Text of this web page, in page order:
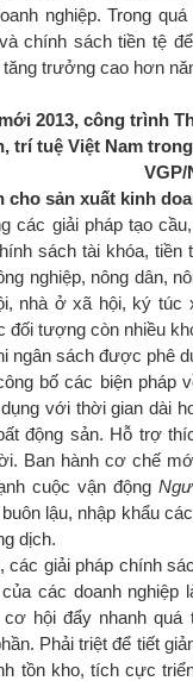
nghiệp. Trong
chính sách tiền tệ
trưởng cao hơn
2013, công trình
trí tuệ Việt Nam
VGP/
cho sản xuất kinh
các giải pháp tạo
sách tài khóa,
nghiệp, nông dân,
nhà ở xã hội, ký
đối tượng còn nhiều
ngân sách được phê
bố các biện pháp
với thời gian dài
động sản. Hỗ trợ
Ban hành cơ chế
cuộc vận động
lậu, nhập khẩu
dịch.
các giải pháp chính
các doanh nghiệp
cơ hội đẩy nhanh
Phải triệt để tiết
tồn kho, tích cực